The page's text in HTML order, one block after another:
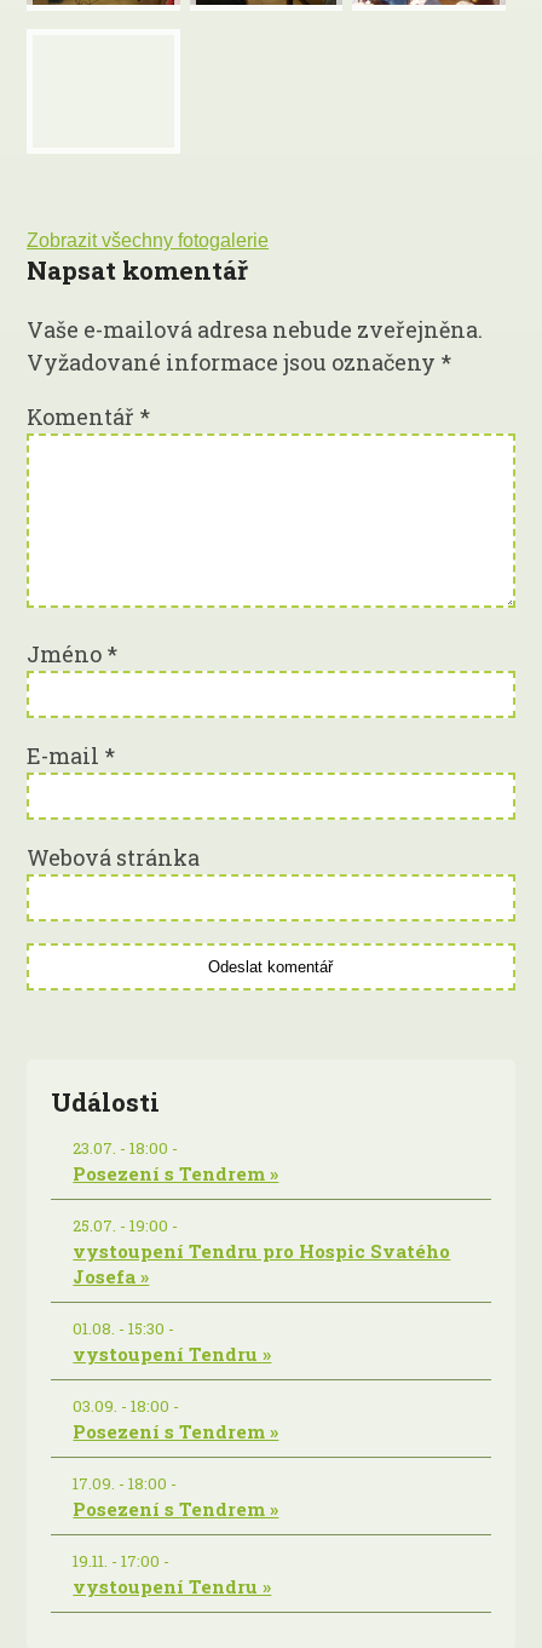
Zobrazit všechny fotogalerie
Napsat komentář
Vaše e-mailová adresa nebude zveřejněna.
Vyžadované informace jsou označeny *
Komentář *
Jméno *
E-mail *
Webová stránka
Události
23.07. - 18:00 -
Posezení s Tendrem »
25.07. - 19:00 -
vystoupení Tendru pro Hospic Svatého
Josefa »
01.08. - 15:30 -
vystoupení Tendru »
03.09. - 18:00 -
Posezení s Tendrem »
17.09. - 18:00 -
Posezení s Tendrem »
19.11. - 17:00 -
vystoupení Tendru »